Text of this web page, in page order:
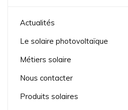
Actualités
Le solaire photovoltaïque
Métiers solaire
Nous contacter
Produits solaires